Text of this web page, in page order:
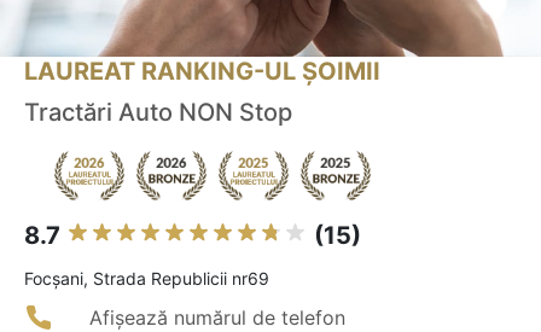
LAUREAT RANKING-UL ȘOIMII
Tractări Auto NON Stop
8.7 (15)
Focşani, Strada Republicii nr69
Afișează numărul de telefon